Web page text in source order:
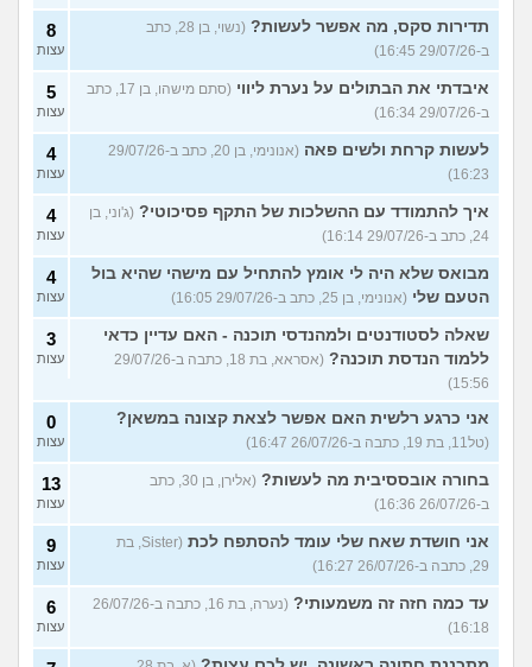
תדירות סקס, מה אפשר לעשות?
(נשוי, בן 28, כתב
ב-29/07/26 16:45)
8
עצות
איבדתי את הבתולים על נערת ליווי
(סתם מישהו, בן 17, כתב
ב-29/07/26 16:34)
5
עצות
לעשות קרחת ולשים פאה
(אנונימי, בן 20, כתב ב-29/07/26
16:23)
4
עצות
איך להתמודד עם ההשלכות של התקף פסיכוטי? (ג'וני, בן
24, כתב ב-29/07/26 16:14)
4
עצות
מבואס שלא היה לי אומץ להתחיל עם מישהי שהיא בול
הטעם שלי (אנונימי, בן 25, כתב ב-29/07/26 16:05)
4
עצות
שאלה לסטודנטים ולמהנדסי תוכנה - האם עדיין כדאי
ללמוד הנדסת תוכנה?
(אסראא, בת 18, כתבה ב-29/07/26
15:56)
3
עצות
אני כרגע רלשית האם אפשר לצאת קצונה במשאן?
(טל11, בת 19, כתבה ב-26/07/26 16:47)
0
עצות
בחורה אובססיבית מה לעשות?
(אלירן, בן 30, כתב
ב-26/07/26 16:36)
13
עצות
אני חושדת שאח שלי עומד להסתפח לכת
(Sister, בת
29, כתבה ב-26/07/26 16:27)
9
עצות
עד כמה חזה זה משמעותי?
(נערה, בת 16, כתבה ב-26/07/26
16:18)
6
עצות